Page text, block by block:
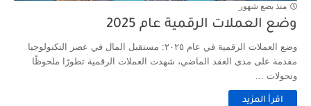
منذ بضع شهور
وضع العملات الرقمية عام 2025
وضع العملات الرقمية في عام ٢٠٢٥: مستقبل المال في عصر التكنولوجيا
مقدمة على مدى العقد الماضي، شهدت العملات الرقمية تطورًا ملحوظًا
وتحولات ...
اقرأ المزيد